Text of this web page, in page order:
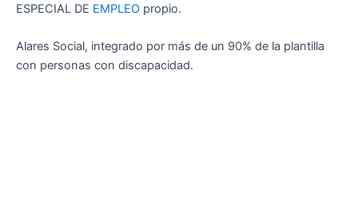
ESPECIAL DE EMPLEO propio.
Alares Social, integrado por más de un 90% de la plantilla
con personas con discapacidad.